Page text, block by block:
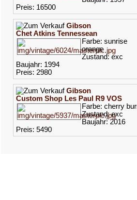
Preis: 16500
Gibson
Chet Atkins Tennessean
Farbe: sunrise
orange
Zustand: exc
Baujahr: 1994
Preis: 2980
Gibson
Custom Shop Les Paul R9 VOS
Farbe: cherry
Zustand: exc
Baujahr: 2016
Preis: 5490